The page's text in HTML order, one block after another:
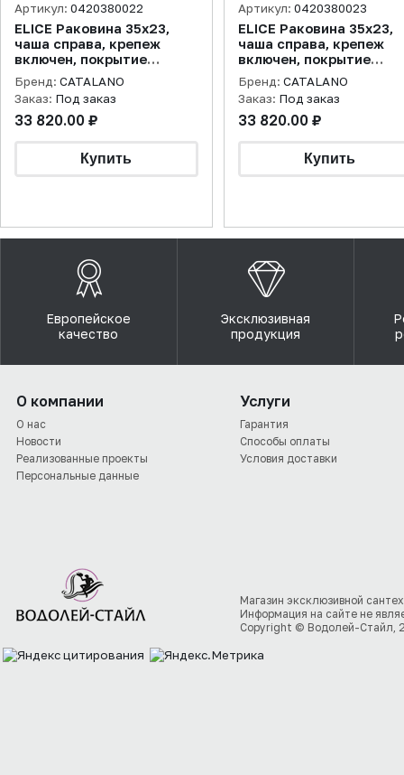
Артикул: 0420380022
ELICE Раковина 35x23,
чаша справа, крепеж
включен, покрытие
cataglaze+, черная
матовая
Бренд: CATALANO
Заказ: Под заказ
33 820.00 ₽
Артикул: 0420380023
ELICE Раковина 35x23,
чаша справа, крепеж
включен, покрытие
cataglaze+, цемент
матовая
Бренд: CATALANO
Заказ: Под заказ
33 820.00 ₽
Европейское
качество
Эксклюзивная
продукция
О компании
О нас
Новости
Реализованные проекты
Персональные данные
Услуги
Гарантия
Способы оплаты
Условия доставки
Магазин эксклюзивной
Информация на сайте не
Copyright © Водолей-Стайл,